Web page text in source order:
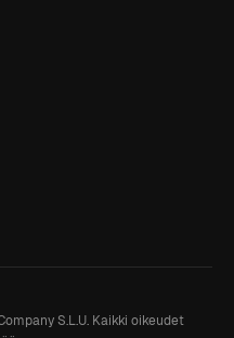
S.L.U. Kaikki oikeudet